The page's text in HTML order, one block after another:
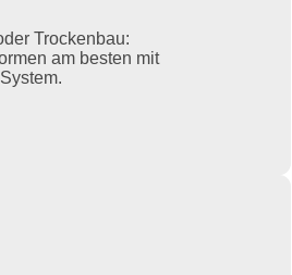
Trockenbau:
am besten mit